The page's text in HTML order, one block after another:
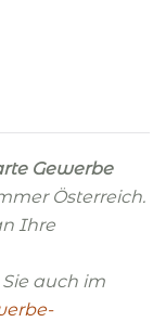
Gewerbe
Österreich.
Ihre
auch im